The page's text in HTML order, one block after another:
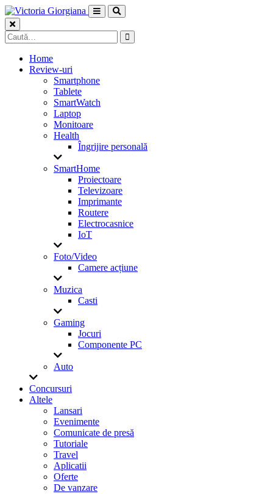
Skip
to
content
Caută
după:
Home
Review-uri
Smartphone
Tablete
SmartWatch
Laptop
Monitoare
Health
Îngrijire personală
SmartHome
Proiectoare
Televizoare
Imprimante
Routere
Electrocasnice
IoT
Foto/Video
Camere acțiune
Muzica
Casti
Gaming
Jocuri
Componente PC
Auto
Concursuri
Altele
Lansari
Evenimente
Comunicate de presă
Tutoriale
Travel
Aplicatii
Oferte
De vanzare